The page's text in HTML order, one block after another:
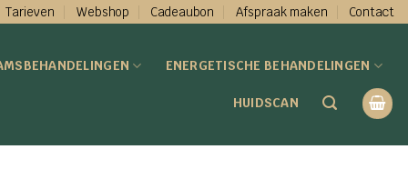
Tarieven Webshop Cadeaubon Afspraak maken Contact
ENERGETISCHE BEHANDELINGEN
HUIDSCAN